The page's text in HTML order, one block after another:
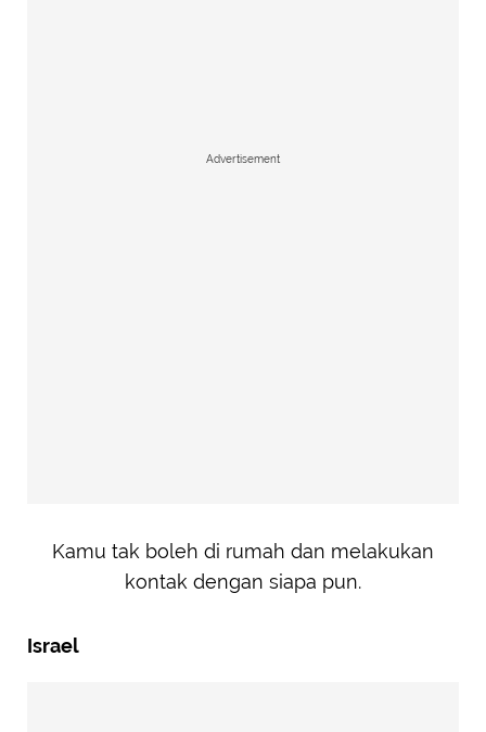
Advertisement
Kamu tak boleh di rumah dan melakukan
kontak dengan siapa pun.
Israel